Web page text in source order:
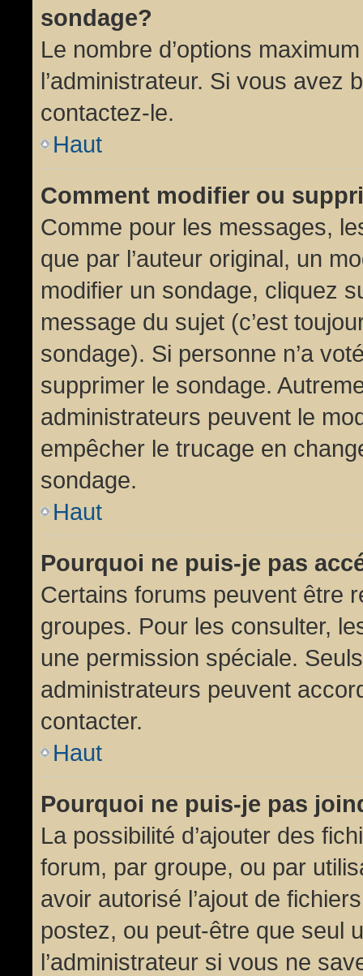
sondage?
Le nombre d’options
l’administrateur. Si vous avez
contactez-le.
Haut
Comment modifier ou
Comme pour les messages,
que par l’auteur original, un
modifier un sondage, cliquez
message du sujet (c’est
sondage). Si personne n’a
supprimer le sondage.
administrateurs peuvent le
empêcher le trucage en
sondage.
Haut
Pourquoi ne puis-je pas
Certains forums peuvent être
groupes. Pour les consulter,
une permission spéciale.
administrateurs peuvent
contacter.
Haut
Pourquoi ne puis-je pas
La possibilité d’ajouter des
forum, par groupe, ou par
avoir autorisé l’ajout de
postez, ou peut-être que seul
l’administrateur si vous ne